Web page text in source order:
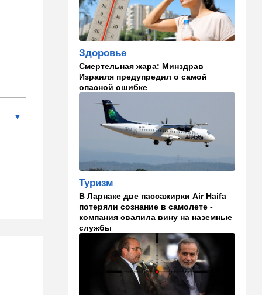
23:57 Мнения
Война на износ
23:12 Новости Украины
Квартиры, ремонт и
Mercedes: экс-посла
Украины в США
подозревают в незаконном
обогащении
Ближний Восток
проливу почти
договорились, но Израиль и
США могут сорвать
соглашение
21:39 Мнения
Марокканские военные
копируют опыт израильских
коллег
Выборы в Израиле
От Нетаниягу - к Либерману:
Здоровье
Смертельная жара: Минздрав
Израиля предупредил о самой
опасной ошибке
Туризм
В Ларнаке две пассажирки Air Haifa
потеряли сознание в самолете -
компания свалила вину на наземные
службы